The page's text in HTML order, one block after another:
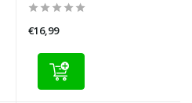
€16,99